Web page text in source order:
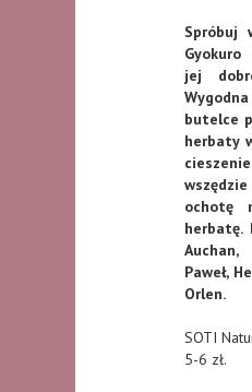
Spróbuj
jej
butelce
herbaty
ochotę
herbatę.
Paweł,
Orlen.
SOTI
5-6 zł.